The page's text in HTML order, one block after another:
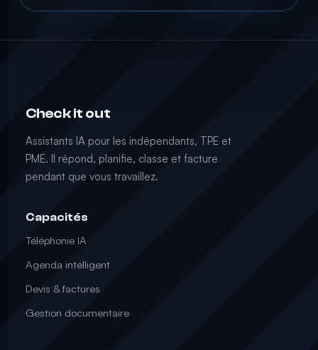
Check it out
Assistants IA pour les indépendants, TPE et
PME. Il répond, planifie, classe et facture
pendant que vous travaillez.
Capacités
Téléphonie IA
Agenda intelligent
Devis & factures
Gestion documentaire